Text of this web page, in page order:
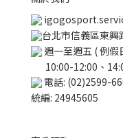
台北市信義區東興
週一至週五 ( 例假
10:00-12:00、
電話: (02)2599-
統編: 24945605